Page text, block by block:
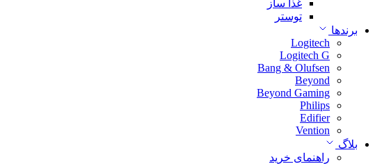
غذا ساز
توستر
برندها
Logitech
Logitech G
Bang & Olufsen
Beyond
Beyond Gaming
Philips
Edifier
Vention
بلاگ
راهنمای خرید